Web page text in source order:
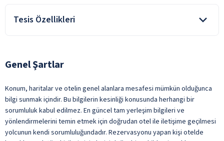
hizmetleri ve bazı hizmet alanlarının kullanımı,
tesiste alınan tüm yiyecek ve içecekler ücretlidir.
Açık Büfe Kahvaltı
Kapalı Restoran
Oda Servisi
Taze Sıkılmış Meyve Suları
Türk Kahvesi
Tesis Özellikleri
Lobi
Genel Şartlar
Konum, haritalar ve otelin genel alanlara mesafesi mümkün olduğunca
bilgi sunmak içindir. Bu bilgilerin kesinliği konusunda herhangi bir
sorumluluk kabul edilmez. En güncel tam yerleşim bilgileri ve
yönlendirmelerini temin etmek için doğrudan otel ile iletişime geçilmesi
yolcunun kendi sorumluluğundadır. Rezervasyonu yapan kişi otelde